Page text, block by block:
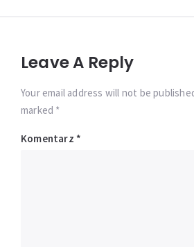
Leave A Reply
Your email address will not be
marked *
Komentarz *